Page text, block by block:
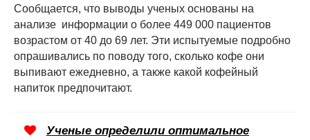
Сообщается, что выводы ученых основаны на
анализе информации о более 449 000 пациентов
возрастом от 40 до 69 лет. Эти испытуемые подробно
опрашивались по поводу того, сколько кофе они
выпивают ежедневно, а также какой кофейный
напиток предпочитают.
Ученые определили оптимальное